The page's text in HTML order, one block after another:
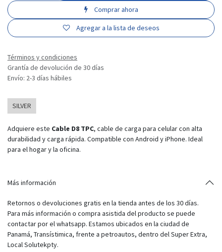
Comprar ahora
Agregar a la lista de deseos
Términos y condiciones
Grantía de devolución de 30 días
Envío: 2-3 días hábiles
SILVER
Adquiere este Cable D8 TPC, cable de carga para celular con alta
durabilidad y carga rápida. Compatible con Android y iPhone. Ideal
para el hogar y la oficina.
Más información
Retornos o devoluciones gratis en la tienda antes de los 30 días.
Para más información o compra asistida del producto se puede
contactar por el whatsapp. Estamos ubicados en la ciudad de
Panamá, Transístimica, frente a petroautos, dentro del Super Extra,
Local Solutekpty.